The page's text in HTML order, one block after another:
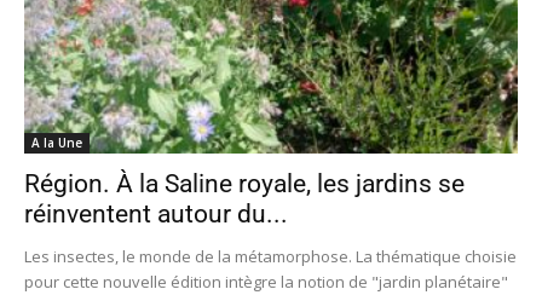
A la Une
Région. À la Saline royale, les jardins se
réinventent autour du...
Les insectes, le monde de la métamorphose. La thématique choisie
pour cette nouvelle édition intègre la notion de "jardin planétaire"